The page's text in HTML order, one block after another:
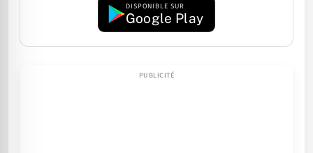
DISPONIBLE SUR
Google Play